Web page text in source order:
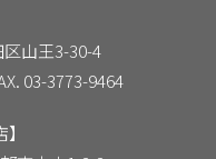
山王3-30-4
03-3773-9464